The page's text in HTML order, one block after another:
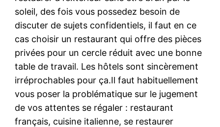
soleil, des fois vous possedez besoin de
discuter de sujets confidentiels, il faut en ce
cas choisir un restaurant qui offre des pièces
privées pour un cercle réduit avec une bonne
table de travail. Les hôtels sont sincèrement
irréprochables pour ça.Il faut habituellement
vous poser la problématique sur le jugement
de vos attentes se régaler : restaurant
français, cuisine italienne, se restaurer